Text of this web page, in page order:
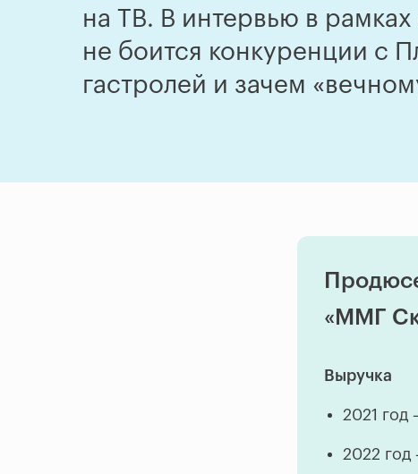
на ТВ. В интервью в
не боится конкуренции с
гастролей и зачем
«ММГ
Выручка
2021
2022